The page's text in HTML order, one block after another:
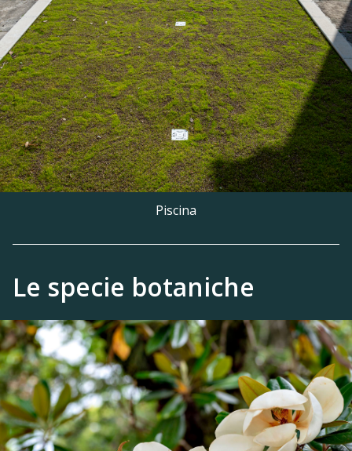
Piscina
Le specie botaniche